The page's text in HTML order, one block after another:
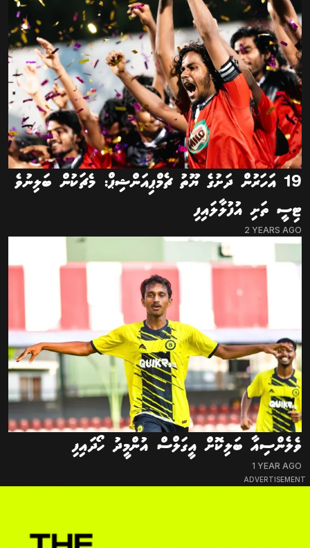
ADVERTISEMENT
19 އަހަރުން ދަށުގެ ޔޫތު ޗެމްޕިއަންޝިޕް: މެޗަކުން ބަލިނުވެ
ޓިސީ ތަށި އުފުލާލައިފި
2 YEARS AGO
ވެލެންސިއާ ބަލިކޮށް އީގަލްސް އުންމީދު ހޯދައިފި
1 YEAR AGO